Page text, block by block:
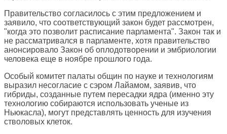
Правительство согласилось с этим предложением и
заявило, что соответствующий закон будет рассмотрен,
"когда это позволит расписание парламента". Закон так и
не рассматривался в парламенте, хотя правительство
анонсировало Закон об оплодотворении и эмбриологии
человека еще в ноябре прошлого года.
Особый комитет палаты общин по науке и технологиям
выразил несогласие с сэром Лайамом, заявив, что
гибриды, созданные путем пересадки ядра (именно эту
технологию собираются использовать ученые из
Ньюкасла), могут представлять ценность для изучения
стволовых клеток.